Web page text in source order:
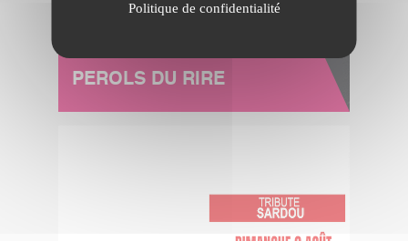
PEROLS DU RIRE
Politique de confidentialité